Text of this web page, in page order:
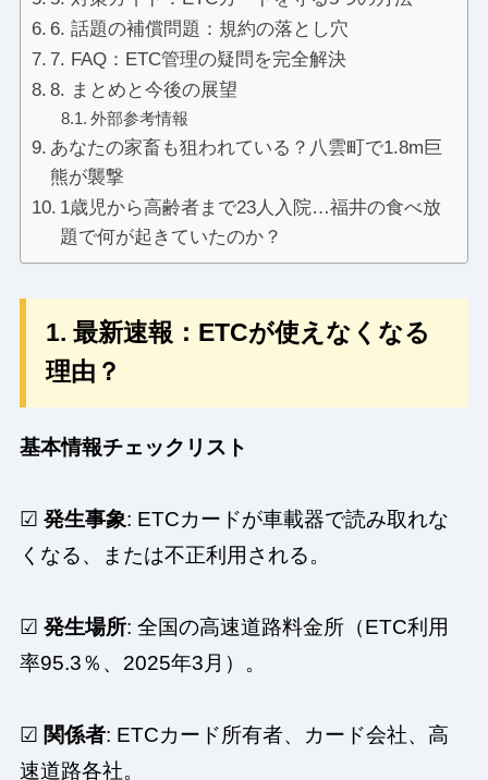
6. 話題の補償問題：規約の落とし穴
7. FAQ：ETC管理の疑問を完全解決
8. まとめと今後の展望
外部参考情報
あなたの家畜も狙われている？八雲町で1.8m巨
熊が襲撃
1歳児から高齢者まで23人入院…福井の食べ放
題で何が起きていたのか？
1. 最新速報：ETCが使えなくなる
理由？
基本情報チェックリスト
☑ 発生事象: ETCカードが車載器で読み取れな
くなる、または不正利用される。
☑ 発生場所: 全国の高速道路料金所（ETC利用
率95.3％、2025年3月）。
☑ 関係者: ETCカード所有者、カード会社、高
速道路各社。